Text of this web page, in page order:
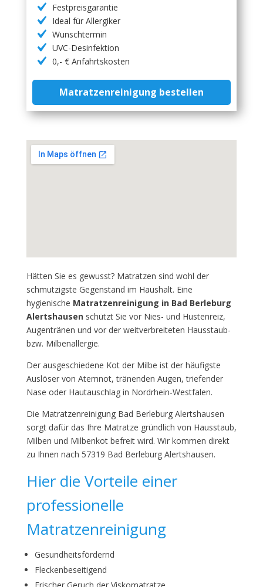
Festpreisgarantie
Ideal für Allergiker
Wunschtermin
UVC-Desinfektion
0,- € Anfahrtskosten
Matratzenreinigung bestellen
Hätten Sie es gewusst? Matratzen sind wohl der
schmutzigste Gegenstand im Haushalt. Eine
hygienische Matratzenreinigung in Bad Berleburg
Alertshausenschützt Sie vor Nies- und Hustenreiz,
Augentränen und vor der weitverbreiteten Hausstaub-
bzw. Milbenallergie.
Der ausgeschiedene Kot der Milbe ist der häufigste
Auslöser von Atemnot, tränenden Augen, triefender
Nase oder Hautauschlag in Nordrhein-Westfalen.
Die Matratzenreinigung Bad Berleburg Alertshausen
sorgt dafür das Ihre Matratze gründlich von Hausstaub,
Milben und Milbenkot befreit wird. Wir kommen direkt
zu Ihnen nach 57319 Bad Berleburg Alertshausen.
Hier die Vorteile einer
professionelle
Matratzenreinigung
Gesundheitsfördernd
Fleckenbeseitigend